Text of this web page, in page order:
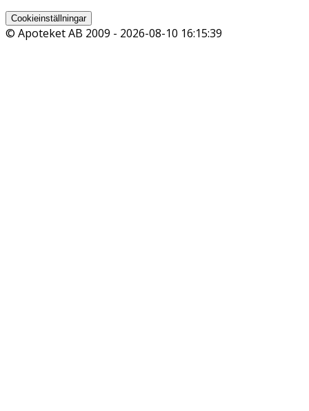
Cookieinställningar
© Apoteket AB 2009 - 2026-08-10 16:15:39